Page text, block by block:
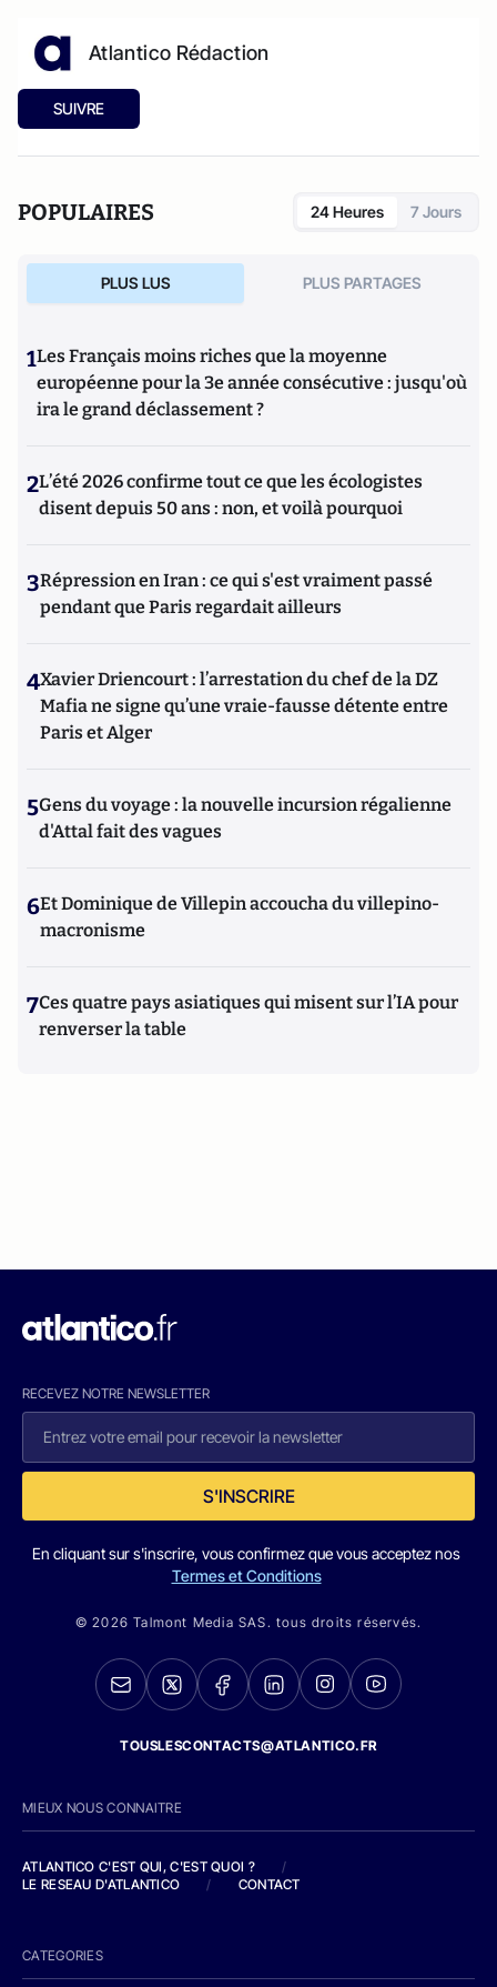
Atlantico Rédaction
SUIVRE
POPULAIRES 24 Heures 7 Jours
PLUS LUS PLUS PARTAGES
1Les Français moins riches que la moyenne
européenne pour la 3e année consécutive : jusqu'où
ira le grand déclassement ?
2L’été 2026 confirme tout ce que les écologistes
disent depuis 50 ans : non, et voilà pourquoi
3Répression en Iran : ce qui s'est vraiment passé
pendant que Paris regardait ailleurs
4Xavier Driencourt : l’arrestation du chef de la DZ
Mafia ne signe qu’une vraie-fausse détente entre
Paris et Alger
5Gens du voyage : la nouvelle incursion régalienne
d'Attal fait des vagues
6Et Dominique de Villepin accoucha du villepino-
macronisme
7Ces quatre pays asiatiques qui misent sur l’IA pour
renverser la table
RECEVEZ NOTRE NEWSLETTER
S'INSCRIRE
En cliquant sur s'inscrire, vous confirmez que vous acceptez nos
Termes et Conditions
© 2026 Talmont Media SAS. tous droits réservés.
TOUSLESCONTACTS@ATLANTICO.FR
MIEUX NOUS CONNAITRE
ATLANTICO C'EST QUI, C'EST QUOI ?
/
LE RESEAU D'ATLANTICO
/ CONTACT
CATEGORIES